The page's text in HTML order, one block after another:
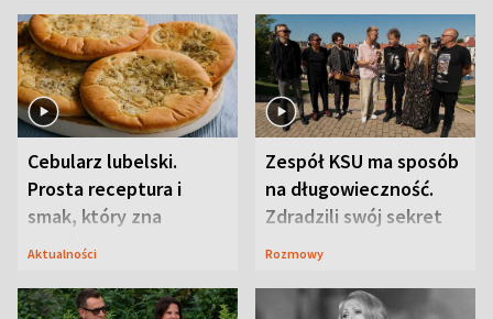
Cebularz lubelski.
Prosta receptura i
smak, który zna
Lubelszczyzna
Aktualności
Zespół KSU ma sposób
na długowieczność.
Zdradzili swój sekret
Rozmowy